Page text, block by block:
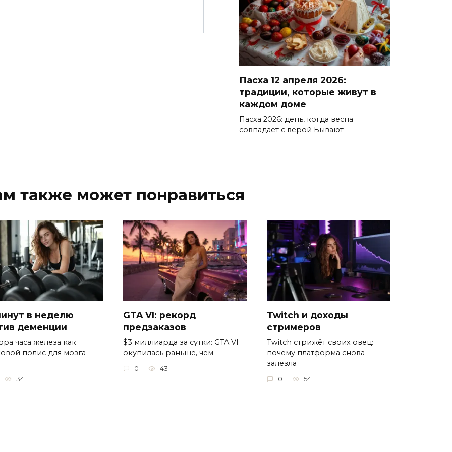
Пасха 12 апреля 2026:
традиции, которые живут в
каждом доме
Пасха 2026: день, когда весна
совпадает с верой Бывают
также может понравиться
в неделю
деменции
часа железа как
полис для мозга
34
GTA VI: рекорд
предзаказов
$3 миллиарда за сутки: GTA VI
окупилась раньше, чем
0 43
Twitch и доходы
стримеров
Twitch стрижёт своих овец:
почему платформа снова
залезла
0 54